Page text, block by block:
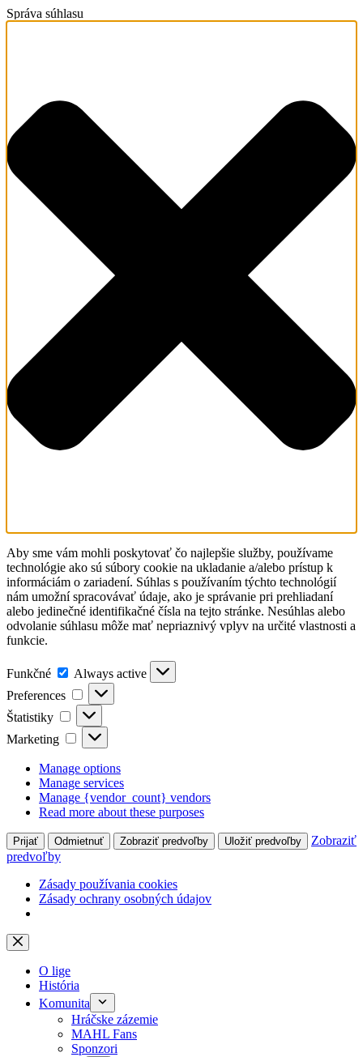
Správa súhlasu
Aby sme vám mohli poskytovať čo najlepšie služby, používame
technológie ako sú súbory cookie na ukladanie a/alebo prístup k
informáciám o zariadení. Súhlas s používaním týchto technológií
nám umožní spracovávať údaje, ako je správanie pri prehliadaní
alebo jedinečné identifikačné čísla na tejto stránke. Nesúhlas alebo
odvolanie súhlasu môže mať nepriaznivý vplyv na určité vlastnosti a
funkcie.
Funkčné Funkčné
Always active
Preferences
Preferences
Štatistiky Štatistiky
Marketing Marketing
Manage options
Manage services
Manage {vendor_count} vendors
Read more about these purposes
Prijať Odmietnuť Zobraziť predvoľby Uložiť predvoľby
Zobraziť
predvoľby
Zásady používania cookies
Zásady ochrany osobných údajov
Skip
to
contentO lige
História
Komunita
Hráčske zázemie
MAHL Fans
Sponzori